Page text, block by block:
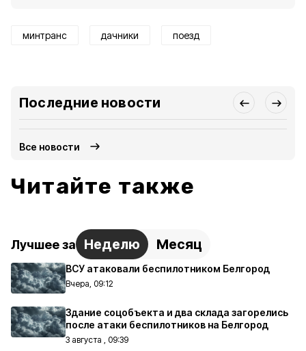
минтранс дачники поезд
Последние новости
Все новости
Читайте также
Лучшее за Неделю Месяц
ВСУ атаковали беспилотником Белгород
Вчера, 09:12
Здание соцобъекта и два склада загорелись
после атаки беспилотников на Белгород
3 августа , 09:39